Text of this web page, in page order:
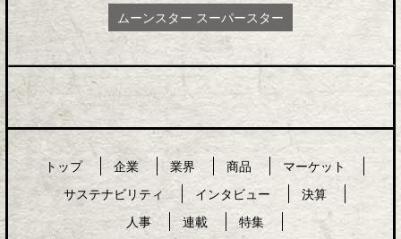
ムーンスター スーパースター
トップ 企業 業界 商品
マーケット
サステナビリティ
インタビュー
決算
人事
連載 特集